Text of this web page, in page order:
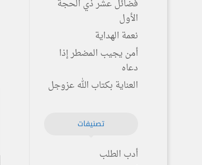
فضائل عشر ذي الحجة
الأول
نعمة الهداية
أمن يجيب المضطر إذا
دعاه
العناية بكتاب الله عزوجل
تصنيفات
أدب الطلب